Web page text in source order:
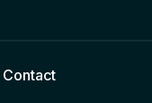
Contact